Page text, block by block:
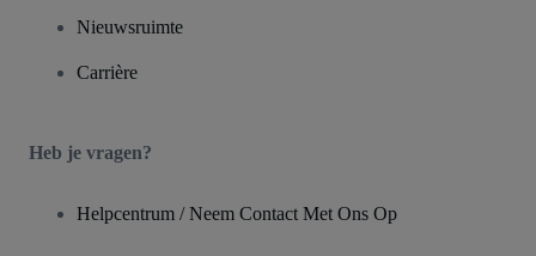
Nieuwsruimte
Carrière
Heb je vragen?
Helpcentrum / Neem Contact Met Ons Op